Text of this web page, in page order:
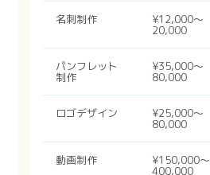
名刺制作 ¥12,000〜
20,000
パンフレット
制作
¥35,000〜
80,000
ロゴデザイン ¥25,000〜
80,000
動画制作 ¥150,000〜
400,000